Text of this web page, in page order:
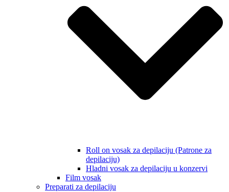
Roll on vosak za depilaciju (Patrone za
depilaciju)
Hladni vosak za depilaciju u konzervi
Film vosak
Preparati za depilaciju